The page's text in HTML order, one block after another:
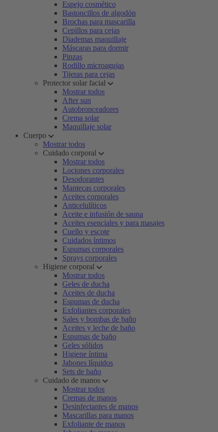
Espejo cosmético
Bastoncillos de algodón
Brochas para mascarilla
Cepillos para cejas
Diademas maquillaje
Máscaras para dormir
Pinzas
Rodillo microagujas
Tijeras para cejas
Protector solar facial
Mostrar todos
After sun
Autobronceadores
Crema solar
Maquillaje solar
Cuerpo
Mostrar todos
Cuidado corporal
Mostrar todos
Lociones corporales
Desodorantes
Mantecas corporales
Aceites corporales
Anticelulíticos
Aceite e infusión de sauna
Aceites esenciales y para masajes
Cuello y escote
Cuidados íntimos
Espumas corporales
Sprays corporales
Higiene corporal
Mostrar todos
Geles de ducha
Aceites de ducha
Espumas de ducha
Exfoliantes corporales
Sales y bombas de baño
Aceites y leche de baño
Espumas de baño
Geles sólidos
Higiene íntima
Jabones líquidos
Sets de baño
Cuidado de manos
Mostrar todos
Cremas de manos
Desinfectantes de manos
Mascarillas para manos
Exfoliante de manos